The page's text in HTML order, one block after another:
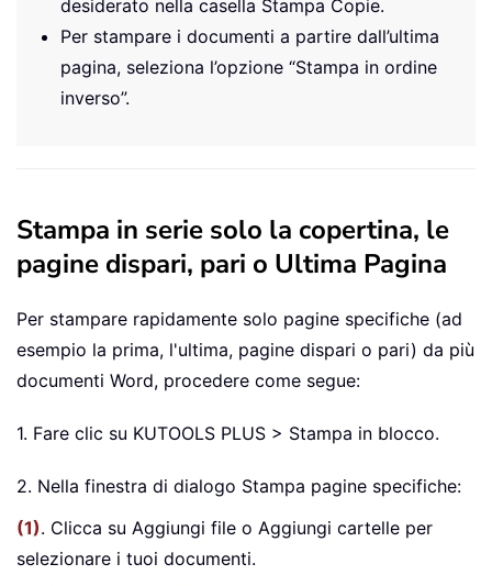
desiderato nella casella Stampa Copie.
Per stampare i documenti a partire dall’ultima
pagina, seleziona l’opzione “Stampa in ordine
inverso”.
Stampa in serie solo la copertina, le
pagine dispari, pari o Ultima Pagina
Per stampare rapidamente solo pagine specifiche (ad
esempio la prima, l'ultima, pagine dispari o pari) da più
documenti Word, procedere come segue:
1. Fare clic su KUTOOLS PLUS > Stampa in blocco.
2. Nella finestra di dialogo Stampa pagine specifiche:
(1). Clicca su Aggiungi file o Aggiungi cartelle per
selezionare i tuoi documenti.